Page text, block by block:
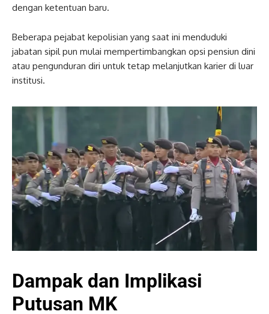
dengan ketentuan baru.
Beberapa pejabat kepolisian yang saat ini menduduki
jabatan sipil pun mulai mempertimbangkan opsi pensiun dini
atau pengunduran diri untuk tetap melanjutkan karier di luar
institusi.
Dampak dan Implikasi
Putusan MK